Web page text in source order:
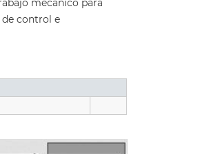
mecánico para
control e